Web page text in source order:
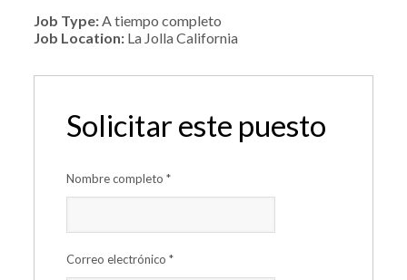
Job Type:A tiempo completo
Job Location: La Jolla California
Solicitar este puesto
Nombre completo *
Correo electrónico *